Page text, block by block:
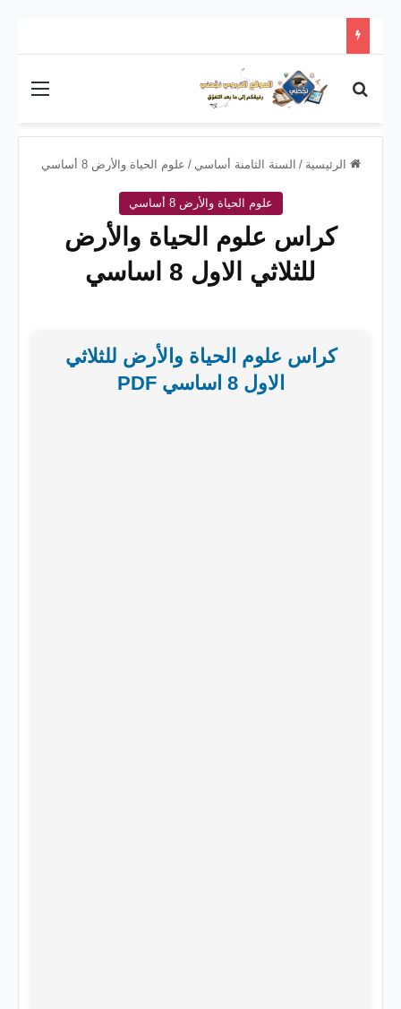
بحث عن
الرئيسية / السنة الثامنة أساسي / علوم الحياة والأرض 8 أساسي
علوم الحياة والأرض 8 أساسي
كراس علوم الحياة والأرض
للثلاثي الاول 8 اساسي
كراس علوم الحياة والأرض للثلاثي
الاول 8 اساسي PDF